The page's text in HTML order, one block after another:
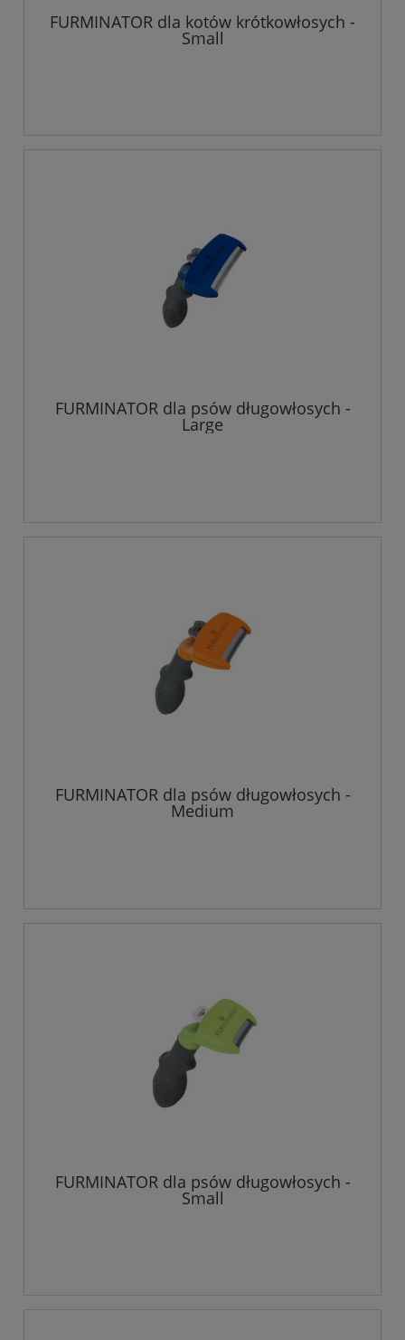
FURMINATOR dla kotów krótkowłosych -
Small
FURMINATOR dla psów długowłosych -
Large
FURMINATOR dla psów długowłosych -
Medium
FURMINATOR dla psów długowłosych -
Small